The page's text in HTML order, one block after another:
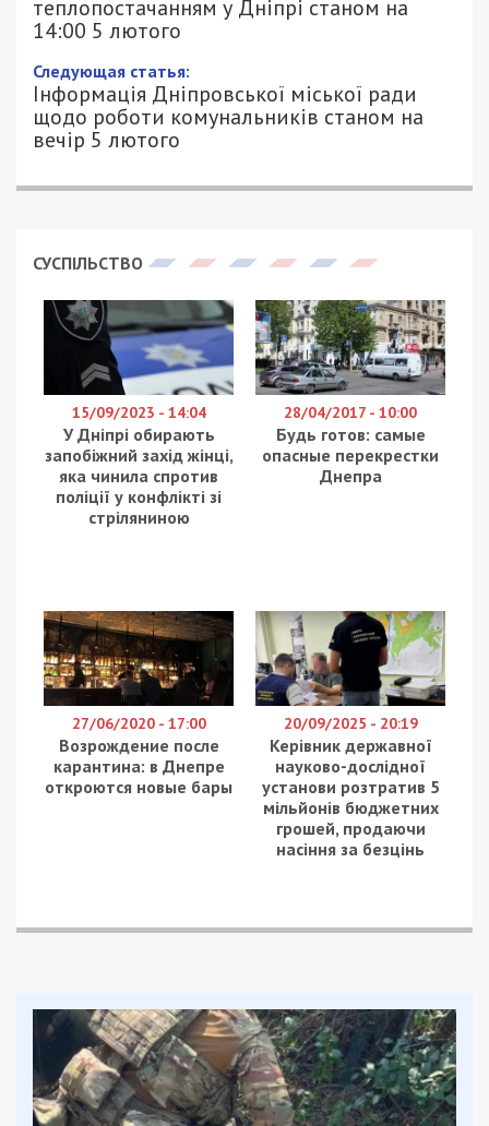
теплопостачанням у Дніпрі станом на
14:00 5 лютого
Следующая статья:
Інформація Дніпровської міської ради
щодо роботи комунальників станом на
вечір 5 лютого
СУСПІЛЬСТВО
15/09/2023 - 14:04
У Дніпрі обирають
запобіжний захід жінці,
яка чинила спротив
поліції у конфлікті зі
стріляниною
28/04/2017 - 10:00
Будь готов: самые
опасные перекрестки
Днепра
27/06/2020 - 17:00
Возрождение после
карантина: в Днепре
откроются новые бары
20/09/2025 - 20:19
Керівник державної
науково-дослідної
установи розтратив 5
мільйонів бюджетних
грошей, продаючи
насіння за безцінь